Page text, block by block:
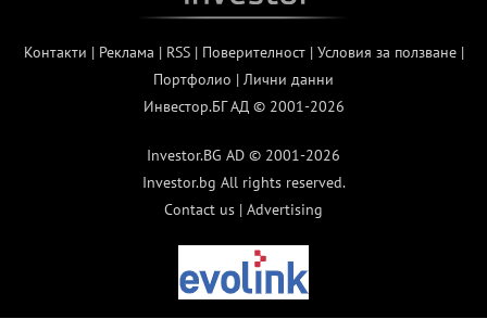
Контакти | Реклама | RSS| Поверителност| Условия за ползване|
Портфолио | Лични данни
Инвестор.БГ АД © 2001-2026
Investor.BG AD © 2001-2026
Investor.bg All rights reserved.
Contact us | Advertising